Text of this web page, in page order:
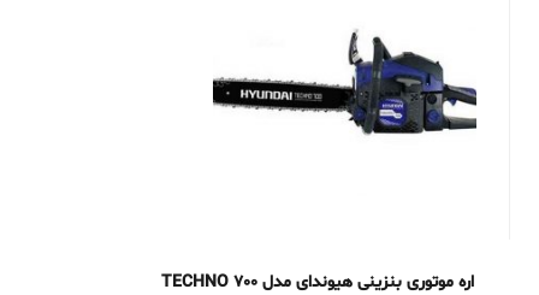
اره موتوری بنزینی هیوندای مدل TECHNO 700